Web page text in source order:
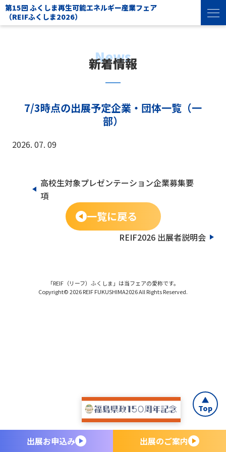
第15回 ふくしま再生可能エネルギー産業フェア
（REIFふくしま2026）
出展のご案内
出展お申込み
新着情報
7/3時点の出展予定企業・団体一覧（一
部）
2026. 07. 09
高校生対象プレゼンテーション企業募集要
項
一覧に戻る
REIF2026 出展者説明会
Top
「REIF（リーフ）ふくしま」は当フェアの愛称です。
Copyright© 2026 REIF FUKUSHIMA2026 All Rights Reserved.